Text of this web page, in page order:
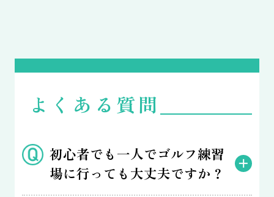
よくある質問
初心者でも一人でゴルフ練習
場に行っても大丈夫ですか？